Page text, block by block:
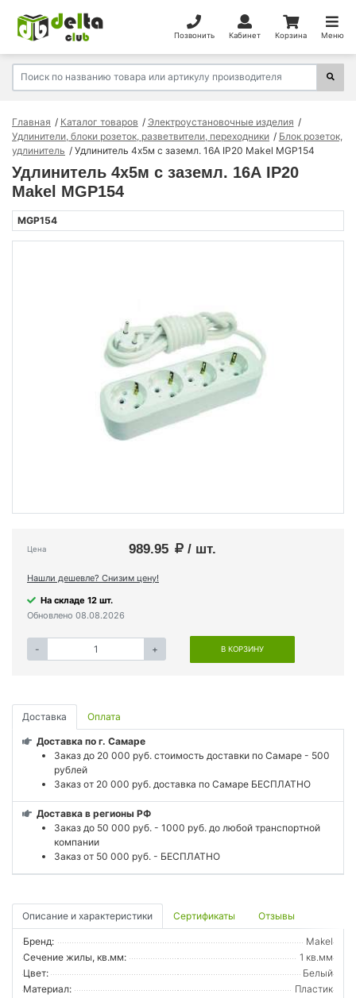
Позвонить Кабинет Корзина Меню
Главная Каталог товаров
Электроустановочные изделия
Удлинители, блоки розеток, разветвители, переходники
Блок розеток,
удлинитель
Удлинитель 4х5м с заземл. 16А IP20 Makel MGP154
Удлинитель 4х5м с заземл. 16А IP20
Makel MGP154
MGP154
Цена 989.95 / шт.
Нашли дешевле? Снизим цену!
На складе 12 шт.
Обновлено 08.08.2026
- + В КОРЗИНУ
Доставка Оплата
Доставка по г. Самаре
Заказ до 20 000 руб. стоимость доставки по Самаре - 500
рублей
Заказ от 20 000 руб. доставка по Самаре БЕСПЛАТНО
Доставка в регионы РФ
Заказ до 50 000 руб. - 1000 руб. до любой транспортной
компании
Заказ от 50 000 руб. - БЕСПЛАТНО
Описание и характеристики Сертификаты Отзывы
Бренд:
Makel
Сечение жилы, кв.мм:
1 кв.мм
Цвет:
Белый
Материал:
Пластик